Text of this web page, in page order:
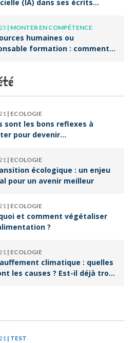
(IA) dans ses écrits
| MONTER EN COMPÉTENCE
humaines ou
formation : comment
| ECOLOGIE
sont les bons reflexes à
pour devenir
| ECOLOGIE
écologique : un enjeu
pour un avenir meilleur
| ECOLOGIE
et comment végétaliser
?
| ECOLOGIE
climatique : quelles
les causes ? Est-il déjà trop
| TEST